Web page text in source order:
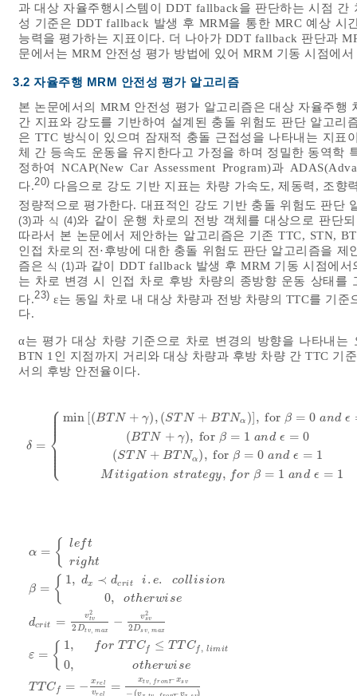
과 대상 자율주행시스템이 DDT fallback을 판단하는 시점
성 기준은 DDT fallback 발생 후 MRM을 통한 MRC 예상 시
능력을 평가하는 지표이다. 더 나아가 DDT fallback 판단과
문에서는 MRM 안전성 평가 방법에 있어 MRM 기동 시점에
3.2 자율주행 MRM 안전성 평가 알고리즘
본 논문에서의 MRM 안전성 평가 알고리즘은 대상 자율주
간 지표와 강도를 기반하여 설계된 충돌 위험도 판단 알고리
은 TTC 방식이 있으며 잠재적 충돌 근접성을 나타내는 지표
체 간 등속도 운동을 유지한다고 가정을 하며 정밀한 동역학
정하여 NCAP(New Car Assessment Program)과
다.20) 다음으로 강도 기반 지표는 차량 가속도, 제동력, 조
정량적으로 평가한다. 대표적인 강도 기반 충돌 위험도 판단
(3)과 식 (4)와 같이 운행 차로의 전방 객체를 대상으로 판단
따라서 본 논문에서 제안하는 알고리즘은 기존 TTC, STN,
인접 차로의 전⋅후방에 대한 충돌 위험도 판단 알고리즘을
즘은 식 (1)과 같이 DDT fallback 발생 후 MRM 기동 시점에
는 차로 변경 시 인접 차로 후방 차량의 종방향 운동 상태를
다.23) ε는 동일 차로 내 대상 차량과 전방 차량의 TTC를 기
다.
α는 평가 대상 차량 기준으로 차로 변경의 방향을 나타내
BTN 1인 지점까지 거리와 대상 차량과 후방 차량 간 TTC 기
서의 후방 안전율이다.
δ =
⎧
⎩
⎨
⎪
⎪
⎪
⎪
⎪⎪⎪⎪
min [(BT N + γ), (ST N + BT Nα )] , for β = 0 and ϵ
(BT N + γ), for β = 1 and ϵ = 0
(ST N + BT Nα ), for β = 0 and ϵ = 1
M itigation strategy, for β = 1 and ϵ = 1
δ =min N N , for =0
α = { le ft
right
β = { 1, dx ≺ dcrit i . e. collision
0, otherwi se
dcrit = v2
tv
2 Dtv, max
− v2
sv
2Dsv, max
ε = { 1,
0,
for T T Cf ≤ T T Cf , limit
otherwi se
TTC f = − xrel
vrel
= xtv, front− xsv
− (v − v )
α= ft ght x≺